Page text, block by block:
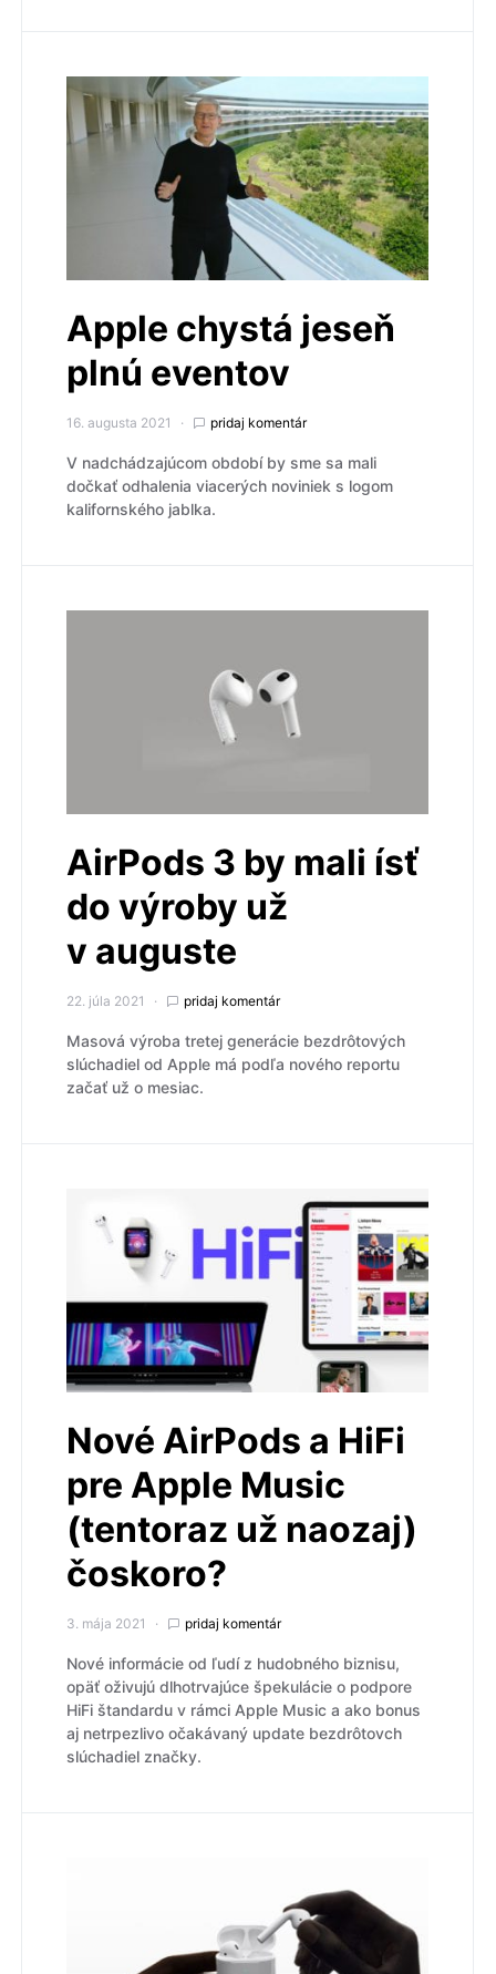
Apple chystá jeseň
plnú eventov
16. augusta 2021 pridaj komentár
V nadchádzajúcom období by sme sa mali
dočkať odhalenia viacerých noviniek s logom
kalifornského jablka.
AirPods 3 by mali ísť
do výroby už
v auguste
22. júla 2021 pridaj komentár
Masová výroba tretej generácie bezdrôtových
slúchadiel od Apple má podľa nového reportu
začať už o mesiac.
Nové AirPods a HiFi
pre Apple Music
(tentoraz už naozaj)
čoskoro?
3. mája 2021 pridaj komentár
Nové informácie od ľudí z hudobného biznisu,
opäť oživujú dlhotrvajúce špekulácie o podpore
HiFi štandardu v rámci Apple Music a ako bonus
aj netrpezlivo očakávaný update bezdrôtovch
slúchadiel značky.